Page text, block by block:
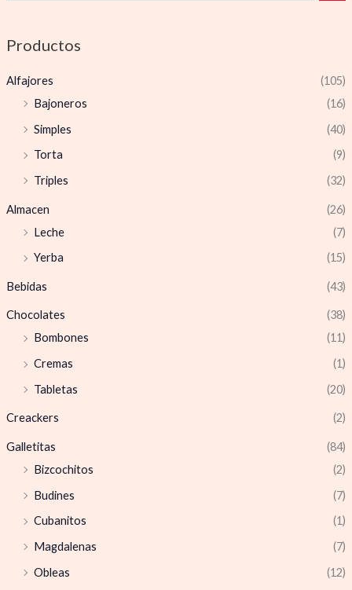
Productos
Alfajores
(105)
Bajoneros
(16)
Simples
(40)
Torta
(9)
Triples
(32)
Almacen
(26)
Leche
(7)
Yerba
(15)
Bebidas (43)
Chocolates
(38)
Bombones
(11)
Cremas
(1)
Tabletas
(20)
Creackers (2)
Galletitas
(84)
Bizcochitos
(2)
Budines
(7)
Cubanitos
(1)
Magdalenas
(7)
Obleas
(12)